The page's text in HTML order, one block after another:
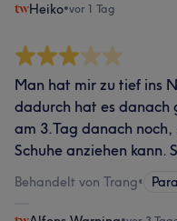
Heiko•vor 1 Tag
Man hat mir zu tief ins
dadurch hat es danach
am 3.Tag danach noch,
Schuhe anziehen kann.
Behandelt von Trang•